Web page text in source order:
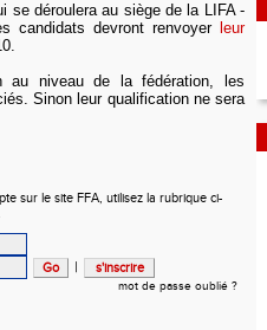
se déroulera au siège de la LIFA -
candidats devront renvoyer leur
au niveau de la fédération, les
Sinon leur qualification ne sera
sur le site FFA, utilisez la rubrique ci-
|
mot de passe oublié ?